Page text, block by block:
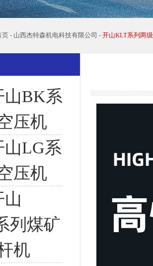
页 - 山西杰特森机电科技有限公司 - 开山KLT系列两
BK系
压机
LG系
压机
列煤矿
机